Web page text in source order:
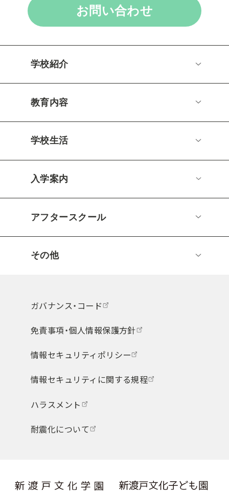
お問い合わせ
学校紹介
教育内容
学校生活
入学案内
アフタースクール
その他
ガバナンス・コード
免責事項・個人情報保護方針
情報セキュリティポリシー
情報セキュリティに関する規程
ハラスメント
耐震化について